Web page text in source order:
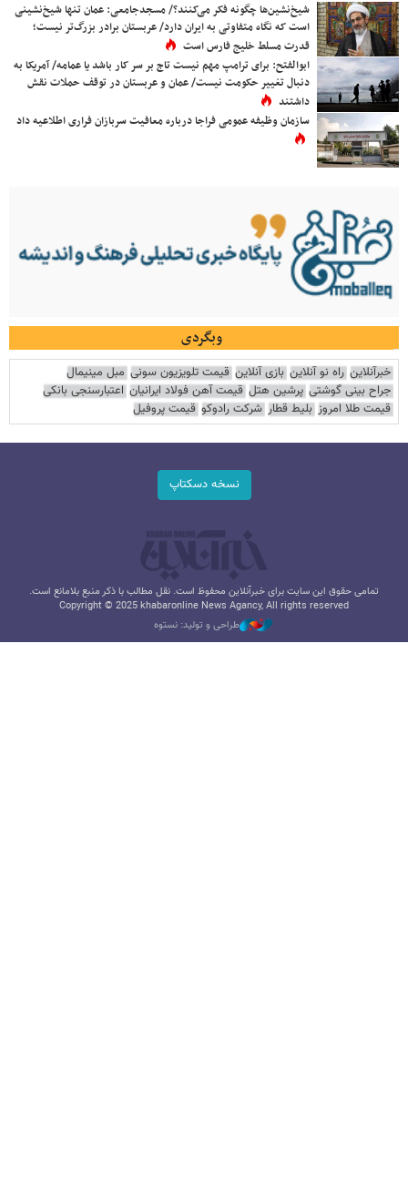
شیخ‌نشین‌ها چگونه فکر می‌کنند؟/ مسجدجامعی: عمان تنها شیخ‌نشینی
است که نگاه متفاوتی به ایران دارد/ عربستان برادر بزرگ‌تر نیست؛
قدرت مسلط خلیج فارس است
ابوالفتح: برای ترامپ مهم نیست تاج بر سر کار باشد یا عمامه/ آمریکا به
دنبال تغییر حکومت نیست/ عمان و عربستان در توقف حملات نقش
داشتند
سازمان وظیفه عمومی فراجا درباره معافیت سربازان فراری اطلاعیه داد
وبگردی
خبرآنلاین راه نو آنلاین بازی آنلاین قیمت تلویزیون سونی مبل مینیمال
جراح بینی گوشتی پرشین هتل قیمت آهن فولاد ایرانیان اعتبارسنجی بانکی
قیمت طلا امروز بلیط قطار شرکت رادوکو قیمت پروفیل
نسخه دسکتاپ
تمامی حقوق این سایت برای خبرآنلاین محفوظ است. نقل مطالب با ذکر منبع بلامانع است.
Copyright © 2025 khabaronline News Agancy, All rights reserved
طراحی و تولید: نستوه